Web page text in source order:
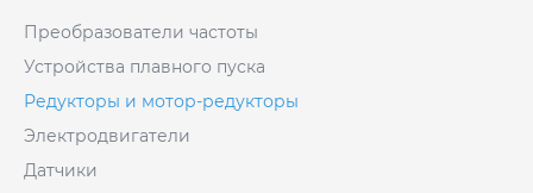
Преобразователи частоты
Устройства плавного пуска
Редукторы и мотор-редукторы
Электродвигатели
Датчики